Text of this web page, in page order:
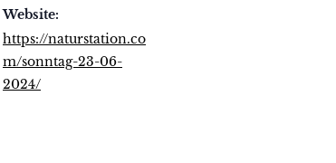
Website:
https://naturstation.co
m/sonntag-23-06-
2024/